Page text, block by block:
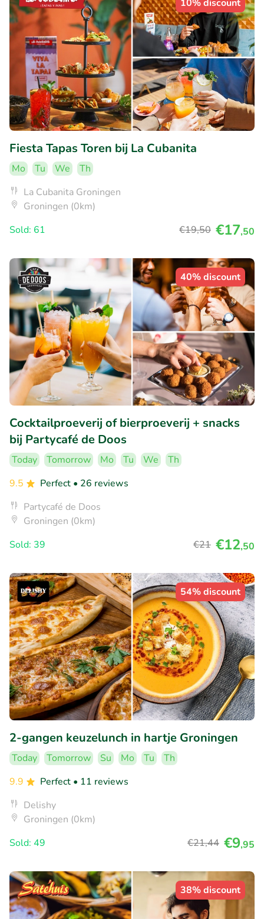
10% discount
Fiesta Tapas Toren bij La Cubanita
Mo Tu We
Th
La Cubanita Groningen
Groningen (0km)
Sold: 61
€19,50 €17,50
40% discount
Cocktailproeverij of bierproeverij + snacks
bij Partycafé de Doos
Today Tomorrow Mo Tu We
Th
9.5
Perfect • 26 reviews
Partycafé de Doos
Groningen (0km)
Sold: 39
€21 €12,50
54% discount
2-gangen keuzelunch in hartje Groningen
Today Tomorrow Su Mo Tu
Th
9.9
Perfect • 11 reviews
Delishy
Groningen (0km)
Sold: 49
€21,44 €9,95
38% discount